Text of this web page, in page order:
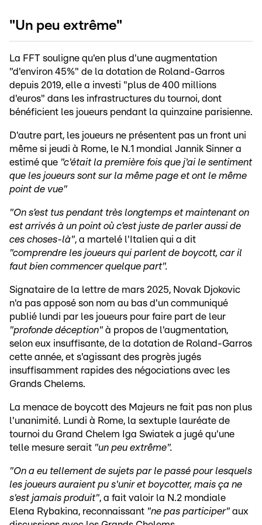
"Un peu extrême"
La FFT souligne qu'en plus d'une augmentation
"d'environ 45%" de la dotation de Roland-Garros
depuis 2019, elle a investi "plus de 400 millions
d'euros" dans les infrastructures du tournoi, dont
bénéficient les joueurs pendant la quinzaine parisienne.
D'autre part, les joueurs ne présentent pas un front uni
même si jeudi à Rome, le N.1 mondial Jannik Sinner a
estimé que "c'était la première fois que j'ai le sentiment
que les joueurs sont sur la même page et ont le même
point de vue"
"On s’est tus pendant très longtemps et maintenant on
est arrivés à un point où c’est juste de parler aussi de
ces choses-là", a martelé l'Italien qui a dit
"comprendre les joueurs qui parlent de boycott, car il
faut bien commencer quelque part".
Signataire de la lettre de mars 2025, Novak Djokovic
n'a pas apposé son nom au bas d'un communiqué
publié lundi par les joueurs pour faire part de leur
"profonde déception" à propos de l'augmentation,
selon eux insuffisante, de la dotation de Roland-Garros
cette année, et s'agissant des progrès jugés
insuffisamment rapides des négociations avec les
Grands Chelems.
La menace de boycott des Majeurs ne fait pas non plus
l'unanimité. Lundi à Rome, la sextuple lauréate de
tournoi du Grand Chelem Iga Swiatek a jugé qu'une
telle mesure serait "un peu extrême".
"On a eu tellement de sujets par le passé pour lesquels
les joueurs auraient pu s'unir et boycotter, mais ça ne
s'est jamais produit", a fait valoir la N.2 mondiale
Elena Rybakina, reconnaissant "ne pas participer" aux